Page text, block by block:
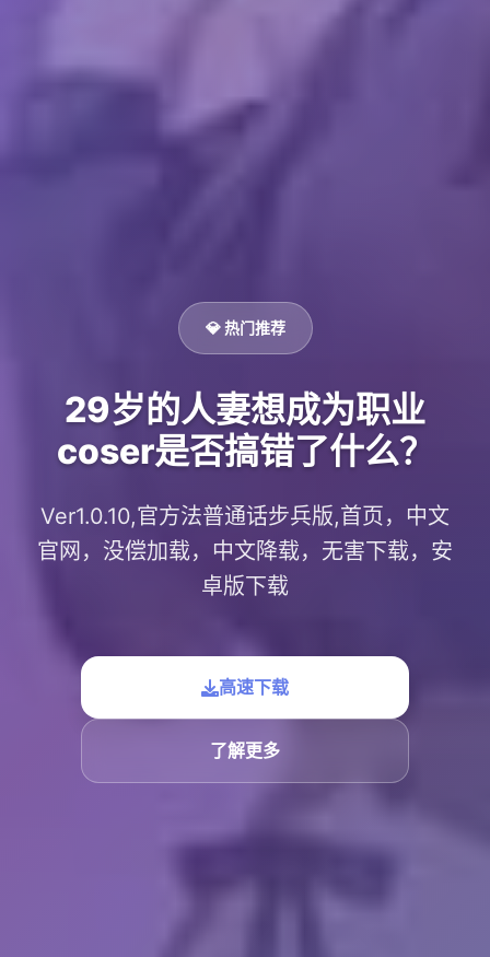
💎 热门推荐
29岁的人妻想成为职业
coser是否搞错了什么？
Ver1.0.10,官方法普通话步兵版,首页，中文
官网，没偿加载，中文降载，无害下载，安
卓版下载
高速下载
了解更多